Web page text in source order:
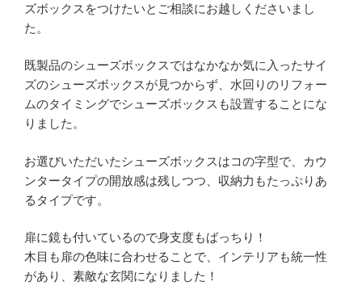
ズボックスをつけたいとご相談にお越しくださいまし
た。
既製品のシューズボックスではなかなか気に入ったサイ
ズのシューズボックスが見つからず、水回りのリフォー
ムのタイミングでシューズボックスも設置することにな
りました。
お選びいただいたシューズボックスはコの字型で、カウ
ンタータイプの開放感は残しつつ、収納力もたっぷりあ
るタイプです。
扉に鏡も付いているので身支度もばっちり！
木目も扉の色味に合わせることで、インテリアも統一性
があり、素敵な玄関になりました！